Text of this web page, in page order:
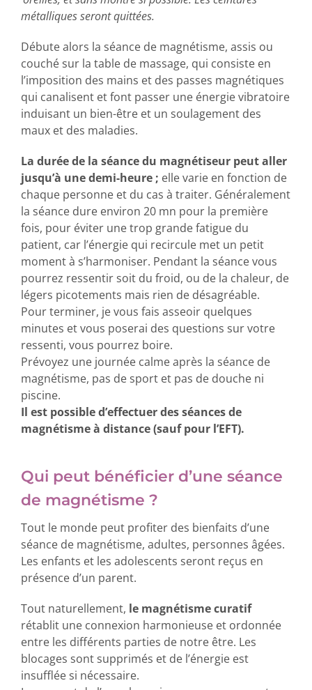
métalliques seront quittées.
Débute alors la séance de magnétisme, assis ou
couché sur la table de massage, qui consiste en
l’imposition des mains et des passes magnétiques
qui canalisent et font passer une énergie vibratoire
induisant un bien-être et un soulagement des
maux et des maladies.
La durée de la séance du magnétiseur peut aller
jusqu’à une demi-heure ; elle varie en fonction de
chaque personne et du cas à traiter. Généralement
la séance dure environ 20 mn pour la première
fois, pour éviter une trop grande fatigue du
patient, car l’énergie qui recircule met un petit
moment à s’harmoniser. Pendant la séance vous
pourrez ressentir soit du froid, ou de la chaleur, de
légers picotements mais rien de désagréable.
Pour terminer, je vous fais asseoir quelques
minutes et vous poserai des questions sur votre
ressenti, vous pourrez boire.
Prévoyez une journée calme après la séance de
magnétisme, pas de sport et pas de douche ni
piscine.
Il est possible d’effectuer des séances de
magnétisme à distance (sauf pour l’EFT).
Qui peut bénéficier d’une séance
de magnétisme ?
Tout le monde peut profiter des bienfaits d’une
séance de magnétisme, adultes, personnes âgées.
Les enfants et les adolescents seront reçus en
présence d’un parent.
Tout naturellement, le magnétisme curatif
rétablit une connexion harmonieuse et ordonnée
entre les différents parties de notre être. Les
blocages sont supprimés et de l’énergie est
insufflée si nécessaire.